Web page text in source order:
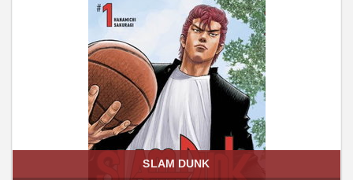
SLAM DUNK